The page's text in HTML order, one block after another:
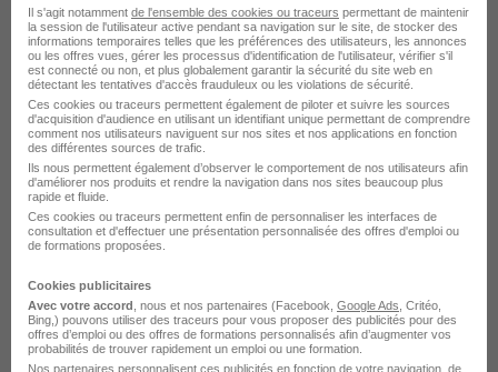
Century 21 recrute autour de Bougival
Century 21 Ecquevilly
Century 21 Conflans-Sainte-Honorine
Century 21 Maurepas
Century 21 Rambouillet
Century 21 Saint-Arnoult-en-Yvelines
Century 21 Saint-Germain-en-Laye
Voir plus
Il s'agit notamment de l'ensemble des cookies ou traceurs permettant de maintenir
la session de l'utilisateur active pendant sa navigation sur le site, de stocker des
informations temporaires telles que les préférences des utilisateurs, les annonces
ou les offres vues, gérer les processus d'identification de l'utilisateur, vérifier s'il
est connecté ou non, et plus globalement garantir la sécurité du site web en
détectant les tentatives d'accès frauduleux ou les violations de sécurité.
Ces cookies ou traceurs permettent également de piloter et suivre les sources
d'acquisition d'audience en utilisant un identifiant unique permettant de comprendre
comment nos utilisateurs naviguent sur nos sites et nos applications en fonction
des différentes sources de trafic.
Ils nous permettent également d’observer le comportement de nos utilisateurs afin
d'améliorer nos produits et rendre la navigation dans nos sites beaucoup plus
rapide et fluide.
Ces cookies ou traceurs permettent enfin de personnaliser les interfaces de
consultation et d'effectuer une présentation personnalisée des offres d'emploi ou
de formations proposées.
Cookies publicitaires
Avec votre accord , nous et nos partenaires (Facebook, Google Ads , Critéo,
Bing,) pouvons utiliser des traceurs pour vous proposer des publicités pour des
offres d’emploi ou des offres de formations personnalisés afin d’augmenter vos
probabilités de trouver rapidement un emploi ou une formation.
Nos partenaires personnalisent ces publicités en fonction de votre navigation, de